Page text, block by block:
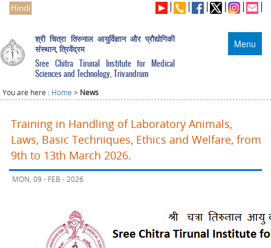
Hindi
Menu
श्री चित्रा तिरुनाल आयुर्विज्ञान और प्रौद्योगिकी
संस्थान, त्रिवेंद्रम
Sree Chitra Tirunal Institute for Medical
Sciences and Technology, Trivandrum
You are here : Home > News
Training in Handling of Laboratory Animals,
Laws, Basic Techniques, Ethics and Welfare, from
9th to 13th March 2026.
MON, 09 - FEB - 2026